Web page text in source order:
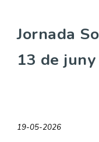
Jornada
13 de
19-05-2026